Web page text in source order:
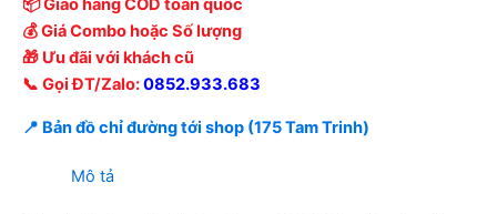
📦 Giao hàng COD toàn quốc
💰 Giá Combo hoặc Số lượng
🎁 Ưu đãi với khách cũ
📞 Gọi ĐT/Zalo:0852.933.683
📍 Bản đồ chỉ đường tới shop (175 Tam Trinh)
Mô tả